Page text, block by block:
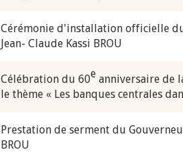
Cérémonie d'installation officielle
Jean- Claude Kassi BROU
Célébration du 60e anniversaire de
le thème « Les banques centrales
Prestation de serment du
BROU